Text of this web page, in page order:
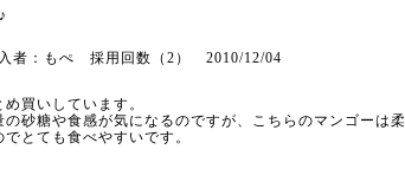
者：もぺ 採用回数（2） 2010/12/04
買いしています。
の砂糖や食感が気になるのですが、こちらのマンゴーは柔
でとても食べやすいです。